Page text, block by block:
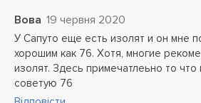
Вова 19 червня 2020
У Сапуто еще есть изолят и он мне
хорошим как 76. Хотя, многие
изолят. Здесь примечатлеьно то что
советую 76